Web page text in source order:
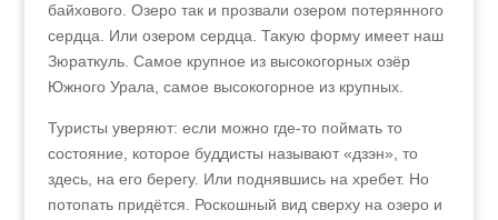
байхового. Озеро так и прозвали озером потерянного
сердца. Или озером сердца. Такую форму имеет наш
Зюраткуль. Самое крупное из высокогорных озёр
Южного Урала, самое высокогорное из крупных.
Туристы уверяют: если можно где-то поймать то
состояние, которое буддисты называют «дзэн», то
здесь, на его берегу. Или поднявшись на хребет. Но
потопать придётся. Роскошный вид сверху на озеро и